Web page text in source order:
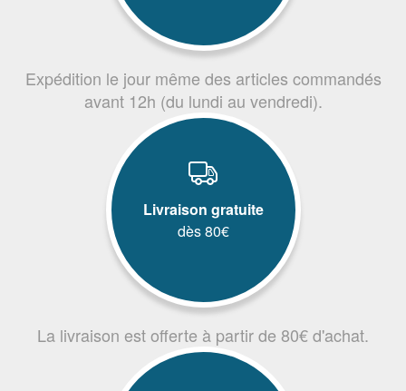
Expédition le jour même des articles commandés
avant 12h (du lundi au vendredi).
Livraison gratuite
dès 80€
La livraison est offerte à partir de 80€ d'achat.